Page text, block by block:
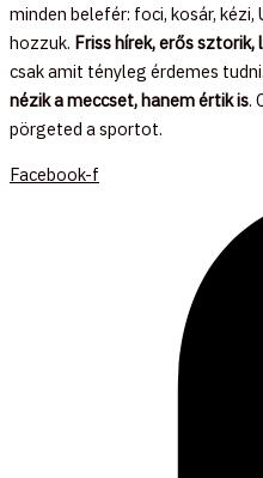
minden belefér: foci, kosár, kézi,
hozzuk. Friss hírek, erős sztorik,
csak amit tényleg érdemes
nézik a meccset, hanem értik is.
pörgeted a sportot.
Facebook-f